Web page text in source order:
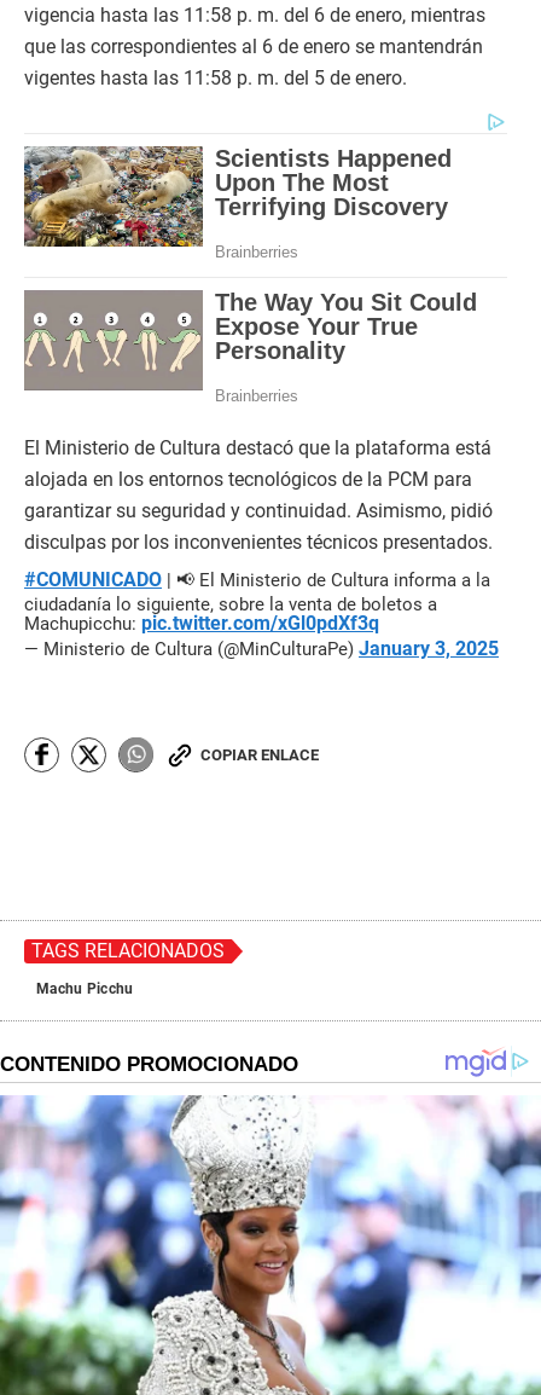
vigencia hasta las 11:58 p. m. del 6 de enero, mientras
que las correspondientes al 6 de enero se mantendrán
vigentes hasta las 11:58 p. m. del 5 de enero.
El Ministerio de Cultura destacó que la plataforma está
alojada en los entornos tecnológicos de la PCM para
garantizar su seguridad y continuidad. Asimismo, pidió
disculpas por los inconvenientes técnicos presentados.
#COMUNICADO | 📢 El Ministerio de Cultura informa a la
ciudadanía lo siguiente, sobre la venta de boletos a
Machupicchu: pic.twitter.com/xGl0pdXf3q
— Ministerio de Cultura (@MinCulturaPe) January 3, 2025
COPIAR ENLACE
TAGS RELACIONADOS
Machu Picchu